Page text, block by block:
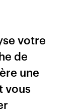
votre
de
une
vous